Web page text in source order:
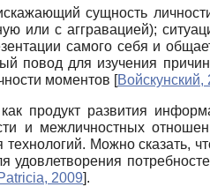
сущность
или с аггравацией);
самого себя и
повод для изучения
моментов [Войскунский,
продукт развития
и межличностных
Можно сказать,
2009].